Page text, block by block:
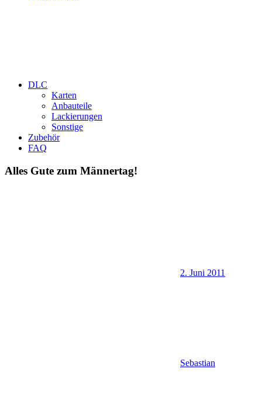
DLC
Karten
Anbauteile
Lackierungen
Sonstige
Zubehör
FAQ
Alles Gute zum Männertag!
2. Juni 2011
Sebastian